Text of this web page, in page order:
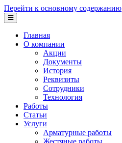
Перейти к основному содержанию
Главная
О компании
Акции
Документы
История
Реквизиты
Сотрудники
Технология
Работы
Статьи
Услуги
Арматурные работы
Жестяные работы